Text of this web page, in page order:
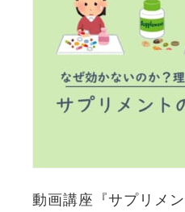
動画講座『サプリメ